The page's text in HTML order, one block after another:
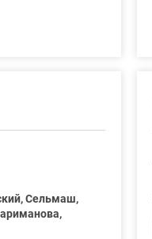
Сельмаш,